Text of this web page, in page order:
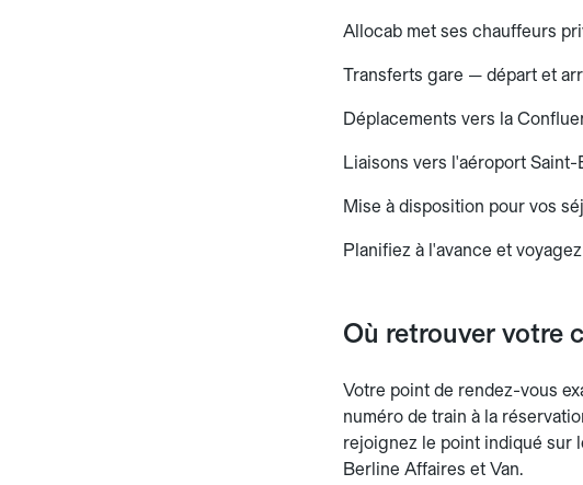
Allocab met ses chauffeurs
Transferts gare — départ et
Déplacements vers la
Liaisons vers l'aéroport Saint-
Mise à disposition pour vos
Planifiez à l'avance et
Où retrouver votre
Votre point de rendez-vous
numéro de train à la
rejoignez le point indiqué sur
Berline Affaires et Van.